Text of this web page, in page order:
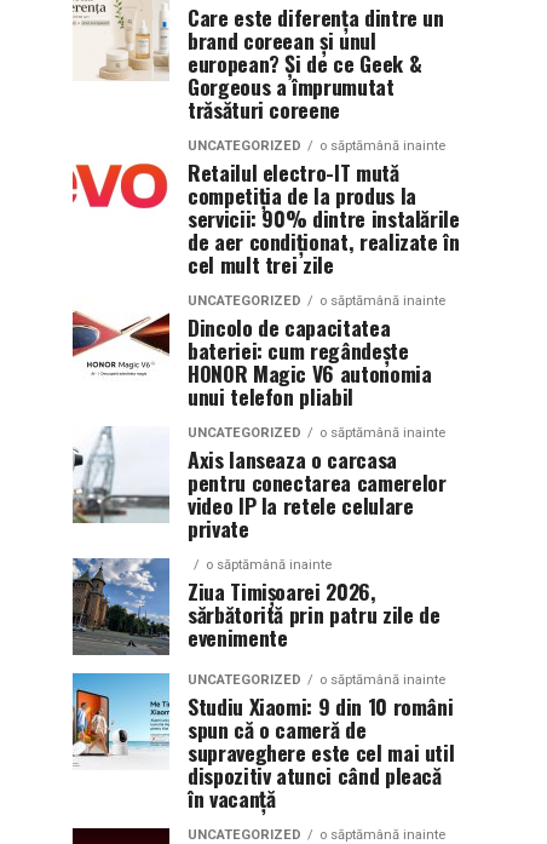
Care este diferența dintre un
brand coreean și unul
european? Și de ce Geek &
Gorgeous a împrumutat
trăsături coreene
UNCATEGORIZED o săptămână inainte
Retailul electro-IT mută
competiția de la produs la
servicii: 90% dintre instalările
de aer condiționat, realizate în
cel mult trei zile
UNCATEGORIZED o săptămână inainte
Dincolo de capacitatea
bateriei: cum regândește
HONOR Magic V6 autonomia
unui telefon pliabil
UNCATEGORIZED o săptămână inainte
Axis lanseaza o carcasa
pentru conectarea camerelor
video IP la retele celulare
private
o săptămână inainte
Ziua Timișoarei 2026,
sărbătorită prin patru zile de
evenimente
UNCATEGORIZED o săptămână inainte
Studiu Xiaomi: 9 din 10 români
spun că o cameră de
supraveghere este cel mai util
dispozitiv atunci când pleacă
în vacanță
UNCATEGORIZED o săptămână inainte